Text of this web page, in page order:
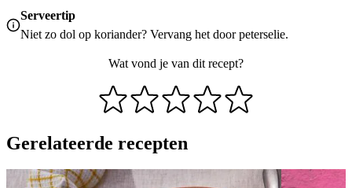
Serveertip
Niet zo dol op koriander? Vervang het door peterselie.
Wat vond je van dit recept?
Gerelateerde recepten